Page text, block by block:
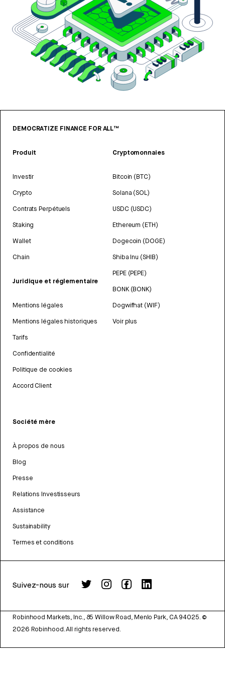
DEMOCRATIZE FINANCE FOR ALL™
Produit
Investir
Crypto
Contrats Perpétuels
Staking
Wallet
Chain
Juridique et réglementaire
Mentions légales
Mentions légales historiques
Tarifs
Confidentialité
Politique de cookies
Accord Client
Cryptomonnaies
Bitcoin (BTC)
Solana (SOL)
USDC (USDC)
Ethereum (ETH)
Dogecoin (DOGE)
Shiba Inu (SHIB)
PEPE (PEPE)
BONK (BONK)
Dogwifhat (WIF)
Voir plus
Société mère
À propos de nous
Blog
Presse
Relations Investisseurs
Assistance
Sustainability
Termes et conditions
Suivez-nous sur
Robinhood Markets, Inc., 85 Willow Road, Menlo Park, CA 94025. ©
2026 Robinhood. All rights reserved.